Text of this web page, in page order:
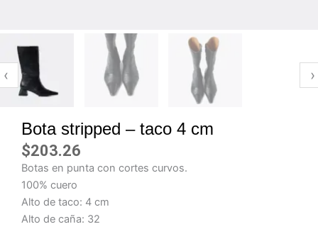
‹ ›
Bota stripped – taco 4 cm
$203.26
Botas en punta con cortes curvos.
100% cuero
Alto de taco: 4 cm
Alto de caña: 32